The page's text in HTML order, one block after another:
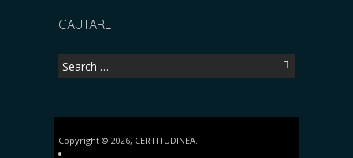
CAUTARE
Search
for:
Copyright © 2026, CERTITUDINEA.